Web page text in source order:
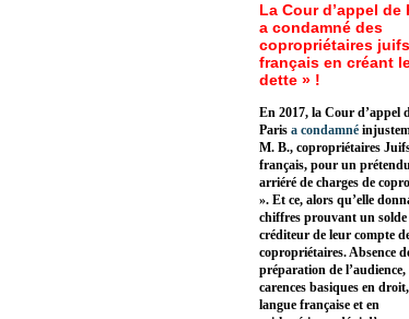
La Cour d’appel de
a condamné des
copropriétaires juifs
français en créant
dette » !
En 2017, la Cour d’appel
Paris a condamné
M. B., copropriétaires
français, pour un
arriéré de charges de
». Et ce, alors qu’elle
chiffres prouvant un solde
créditeur de leur compte
copropriétaires. Absence
préparation de l’audience,
carences basiques en
langue française et en